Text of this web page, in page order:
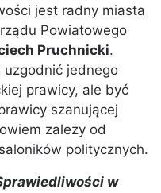
jest radny miasta
Powiatowego
Pruchnicki.
uzgodnić jednego
prawicy, ale być
szanującej
zależy od
politycznych.
w